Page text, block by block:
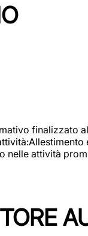
nelle attività